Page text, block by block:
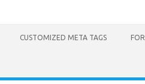
CUSTOMIZED META TAGS